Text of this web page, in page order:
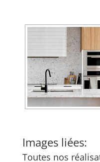
Images liées:
Toutes nos